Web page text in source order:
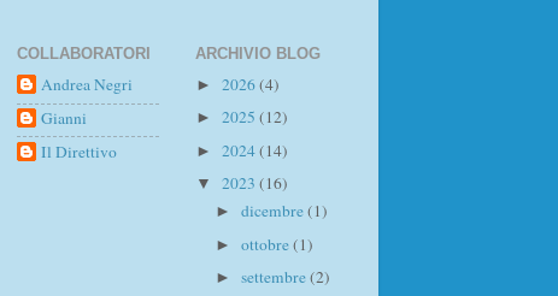
COLLABORATORI
Andrea Negri
Gianni
Il Direttivo
ARCHIVIO BLOG
► 2026(4)
► 2025 (12)
► 2024(14)
▼ 2023 (16)
► dicembre(1)
► ottobre(1)
► settembre(2)